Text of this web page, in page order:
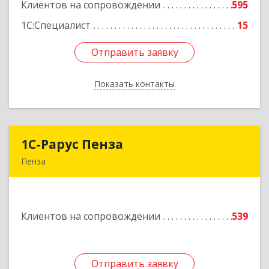
Клиентов на сопровождении
595
1С:Специалист
15
Отправить заявку
Показать контакты
Подробнее
Отправить заявку
Назад
1С-Рарус Пенза
Пенза
Клиентов на сопровождении 539
Отправить заявку
Подробнее
Отправить заявку